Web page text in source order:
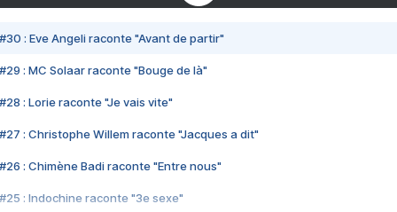
#30 : Eve Angeli raconte "Avant de partir"
#29 : MC Solaar raconte "Bouge de là"
#28 : Lorie raconte "Je vais vite"
#27 : Christophe Willem raconte "Jacques a dit"
#26 : Chimène Badi raconte "Entre nous"
#25 : Indochine raconte "3e sexe"